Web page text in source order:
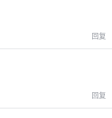
回复
回复